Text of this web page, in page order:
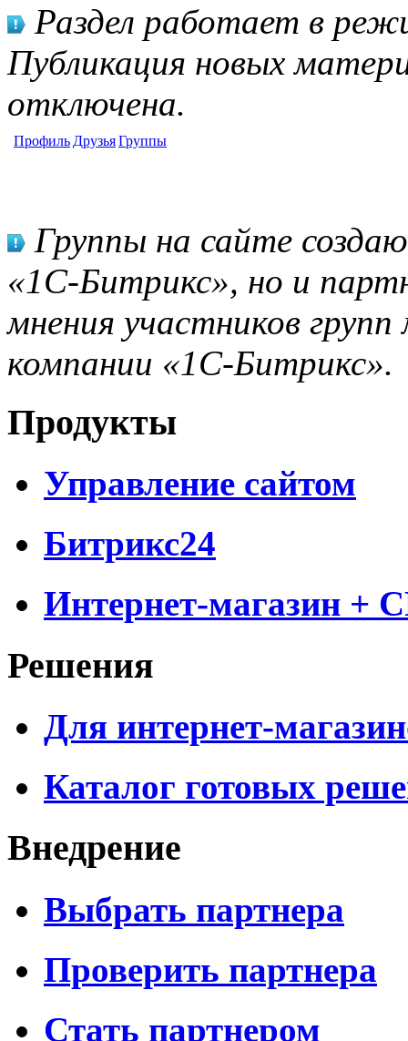
Раздел работает в
Публикация новых
отключена.
Профиль ДрузьяГруппы
Группы на сайте
«1С-Битрикс», но и
мнения участников
компании «1С-Битрикс».
Продукты
Управление сайтом
Битрикс24
Интернет-магазин +
Решения
Для интернет-
Каталог готовых
Внедрение
Выбрать партнера
Проверить партнера
Стать партнером